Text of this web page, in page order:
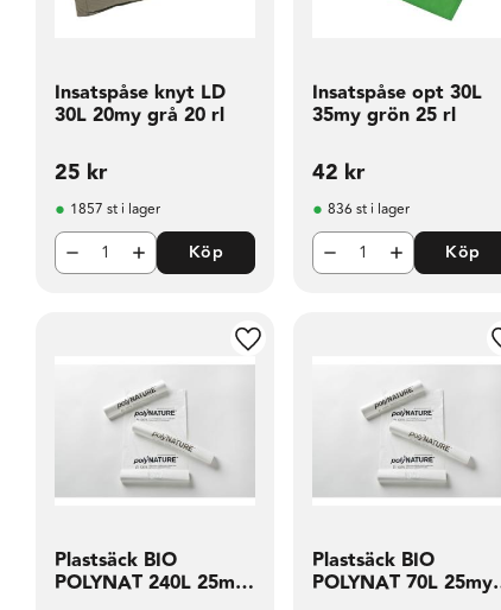
Insatspåse knyt LD
30L 20my grå 20 rl
25 kr
1857 st i lager
Köp
Insatspåse opt 30L
35my grön 25 rl
42 kr
836 st i lager
Köp
Plastsäck BIO
POLYNAT 240L 25my
Lägg till i favoriter
Plastsäck BIO
POLYNAT 70L 25my